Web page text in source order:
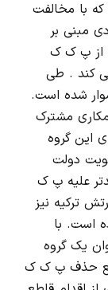
با مخالفت
مبنی بر
از پ ک ک
می کند . طی
شده است.
مشترک
این گروه
دولت
علیه پ ک
ترکیه نیز
است. با
یک گروه
حذف پ ک ک